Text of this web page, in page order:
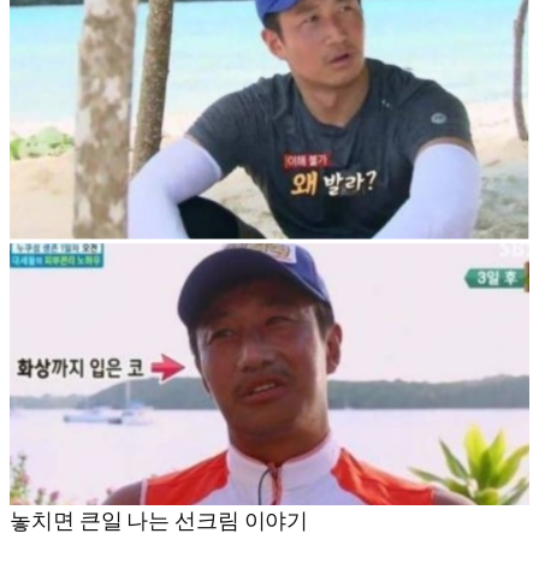
놓치면 큰일 나는 선크림 이야기